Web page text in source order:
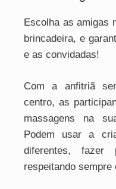
Escolha as amigas
brincadeira, e
e as convidadas!
Com a anfitriã
centro, as
massagens na
Podem usar a
diferentes, fazer
respeitando sempre